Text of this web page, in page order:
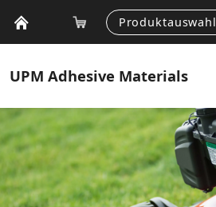
Produktauswahl
UPM Adhesive Materials